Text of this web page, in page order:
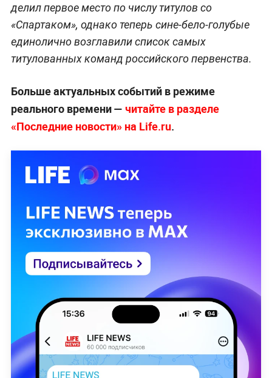
делил первое место по числу титулов со
«Спартаком», однако теперь сине-бело-голубые
единолично возглавили список самых
титулованных команд российского первенства.
Больше актуальных событий в режиме
реального времени — читайте в разделе
«Последние новости» на Life.ru.